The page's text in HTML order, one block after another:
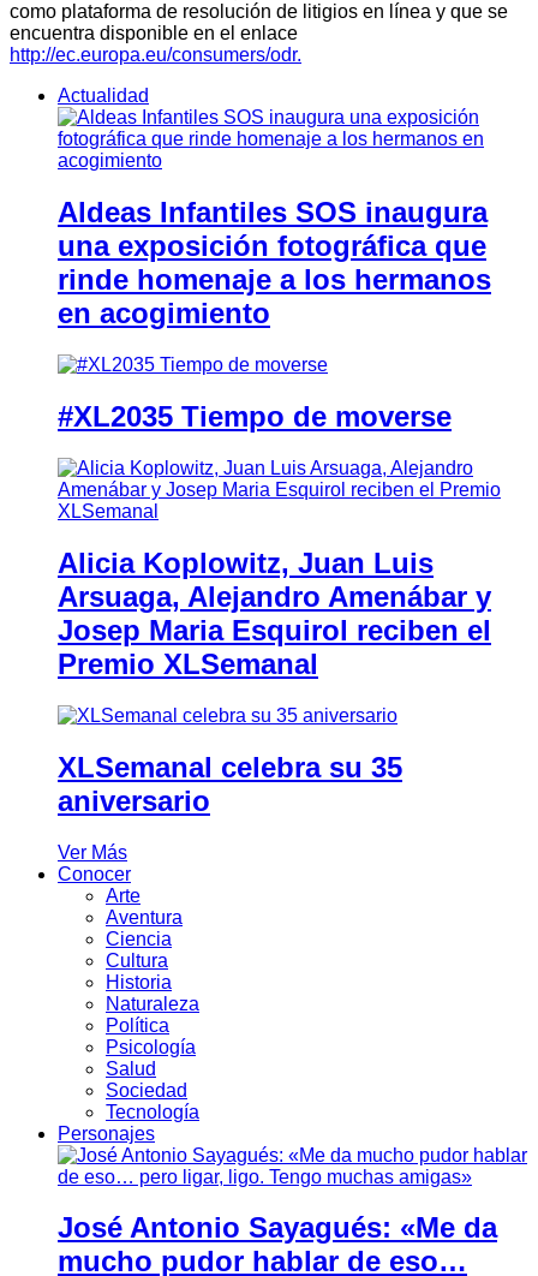
como plataforma de resolución de litigios en línea y que se
encuentra disponible en el enlace
http://ec.europa.eu/consumers/odr.
Actualidad
Aldeas Infantiles SOS inaugura
una exposición fotográfica que
rinde homenaje a los hermanos
en acogimiento
#XL2035 Tiempo de moverse
Alicia Koplowitz, Juan Luis
Arsuaga, Alejandro Amenábar y
Josep Maria Esquirol reciben el
Premio XLSemanal
XLSemanal celebra su 35
aniversario
Ver Más
Conocer
Arte
Aventura
Ciencia
Cultura
Historia
Naturaleza
Política
Psicología
Salud
Sociedad
Tecnología
Personajes
José Antonio Sayagués: «Me da
mucho pudor hablar de eso…